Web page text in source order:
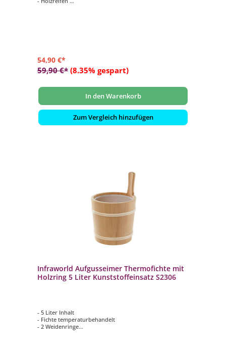
54,90 €*
59,90 €* (8.35% gespart)
In den Warenkorb
Zum Vergleich hinzufügen
Infraworld Aufgusseimer Thermofichte mit
Holzring 5 Liter Kunststoffeinsatz S2306
- 5 Liter Inhalt
- Fichte temperaturbehandelt
- 2 Weidenringe